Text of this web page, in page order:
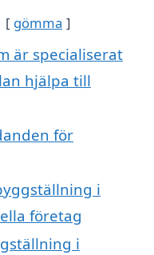
gömma
är specialiserat
hjälpa till
för
i
företag
i